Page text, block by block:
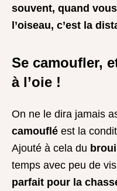
souvent, quand
l’oiseau, c’est la
Se camoufler,
à l’oie !
On ne le dira jamais
camouflé est la
Ajouté à cela du
temps avec peu de
parfait pour la